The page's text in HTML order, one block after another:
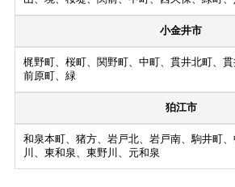
小金井市
梶野町、桜町、関野町、中町、貫井北町、貫
前原町、緑
狛江市
和泉本町、猪方、岩戸北、岩戸南、駒井町
川、東和泉、東野川、元和泉